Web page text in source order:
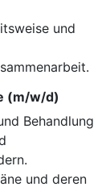
und
(m/w/d)
Behandlung
und deren